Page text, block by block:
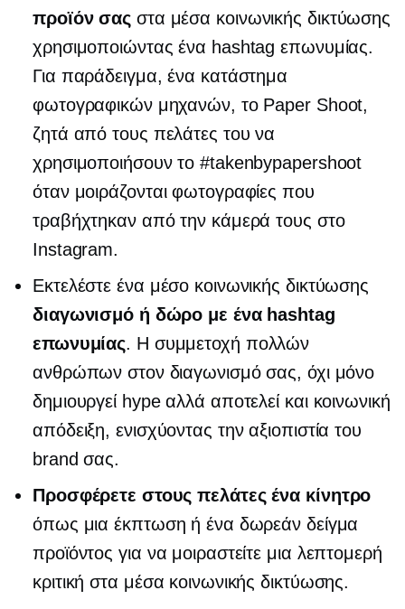
προϊόν σας στα μέσα κοινωνικής δικτύωσης
χρησιμοποιώντας ένα hashtag επωνυμίας.
Για παράδειγμα, ένα κατάστημα
φωτογραφικών μηχανών, το Paper Shoot,
ζητά από τους πελάτες του να
χρησιμοποιήσουν το #takenbypapershoot
όταν μοιράζονται φωτογραφίες που
τραβήχτηκαν από την κάμερά τους στο
Instagram.
Εκτελέστε ένα μέσο κοινωνικής δικτύωσης
διαγωνισμό ή δώρο με ένα hashtag
επωνυμίας. Η συμμετοχή πολλών
ανθρώπων στον διαγωνισμό σας, όχι μόνο
δημιουργεί hype αλλά αποτελεί και κοινωνική
απόδειξη, ενισχύοντας την αξιοπιστία του
brand σας.
Προσφέρετε στους πελάτες ένα κίνητρο
όπως μια έκπτωση ή ένα δωρεάν δείγμα
προϊόντος για να μοιραστείτε μια λεπτομερή
κριτική στα μέσα κοινωνικής δικτύωσης.